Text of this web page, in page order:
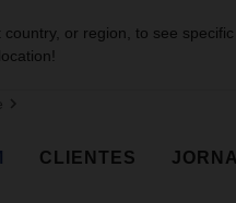
country, or region, to see specific
CLIENTES